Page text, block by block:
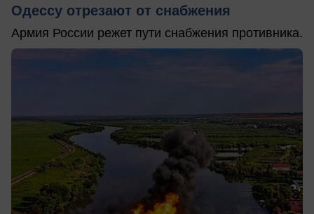
Одессу отрезают от снабжения
Армия России режет пути снабжения противника.